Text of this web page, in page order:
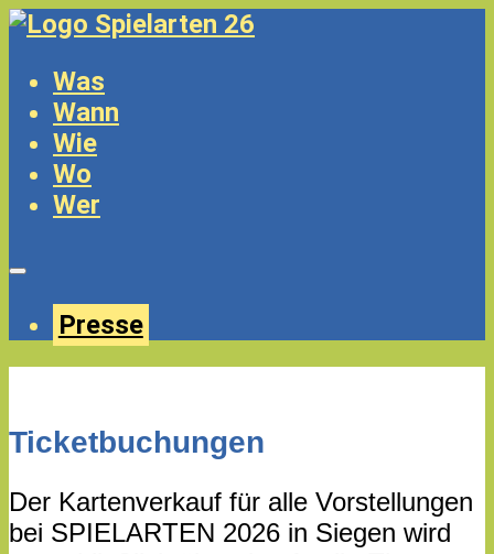
Was
Wann
Wie
Wo
Wer
Presse
Ticketbuchungen
Der Kartenverkauf für alle Vorstellungen
bei SPIELARTEN 2026 in Siegen wird